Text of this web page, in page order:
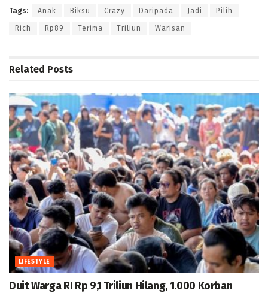
Tags: Anak Biksu Crazy Daripada Jadi Pilih
Rich Rp89 Terima Triliun Warisan
Related Posts
LIFESTYLE
Duit Warga RI Rp 9,1 Triliun Hilang, 1.000 Korban